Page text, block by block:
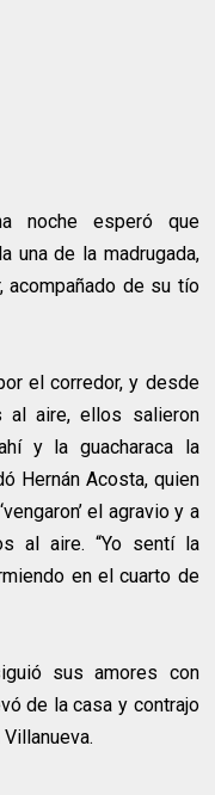
noche esperó que
una de la madrugada,
acompañado de su tío
el corredor, y desde
al aire, ellos salieron
y la guacharaca la
Hernán Acosta, quien
el agravio y a
al aire. “Yo sentí la
en el cuarto de
sus amores con
de la casa y contrajo